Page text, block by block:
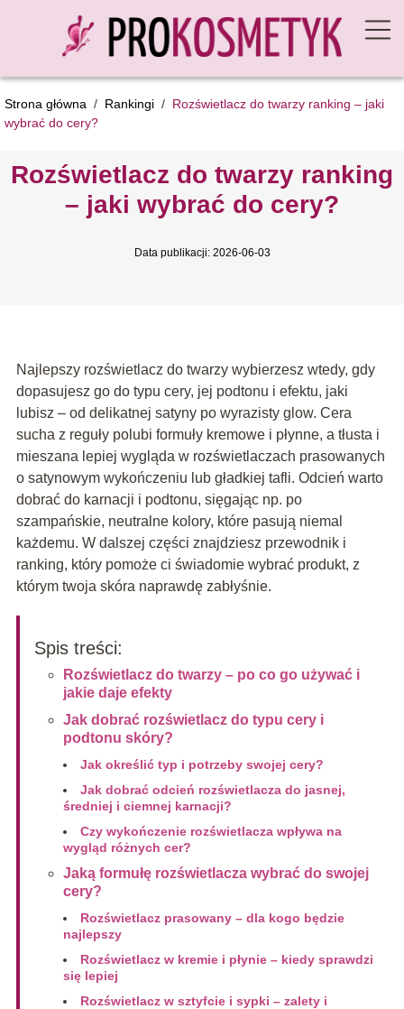
Strona główna / Rankingi / Rozświetlacz do twarzy ranking – jaki
wybrać do cery?
Rozświetlacz do twarzy ranking
– jaki wybrać do cery?
Data publikacji: 2026-06-03
Najlepszy rozświetlacz do twarzy wybierzesz wtedy, gdy
dopasujesz go do typu cery, jej podtonu i efektu, jaki
lubisz – od delikatnej satyny po wyrazisty glow. Cera
sucha z reguły polubi formuły kremowe i płynne, a tłusta i
mieszana lepiej wygląda w rozświetlaczach prasowanych
o satynowym wykończeniu lub gładkiej tafli. Odcień warto
dobrać do karnacji i podtonu, sięgając np. po
szampańskie, neutralne kolory, które pasują niemal
każdemu. W dalszej części znajdziesz przewodnik i
ranking, który pomoże ci świadomie wybrać produkt, z
którym twoja skóra naprawdę zabłyśnie.
Spis treści:
Rozświetlacz do twarzy – po co go używać i
jakie daje efekty
Jak dobrać rozświetlacz do typu cery i
podtonu skóry?
Jak określić typ i potrzeby swojej cery?
Jak dobrać odcień rozświetlacza do jasnej,
średniej i ciemnej karnacji?
Czy wykończenie rozświetlacza wpływa na
wygląd różnych cer?
Jaką formułę rozświetlacza wybrać do swojej
cery?
Rozświetlacz prasowany – dla kogo będzie
najlepszy
Rozświetlacz w kremie i płynie – kiedy sprawdzi
się lepiej
Rozświetlacz w sztyfcie i sypki – zalety i